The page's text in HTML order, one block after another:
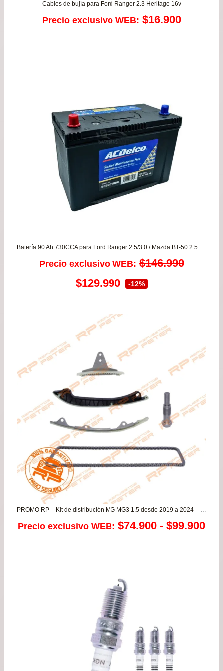
Cables de bujía para Ford Ranger 2.3 Heritage 16v
Precio exclusivo WEB: $16.900
Precio exclusivo WEB: $146.990
El
original
era:
$146.990.
$129.990El
es:
$129.990.
-12%
PROMO RP – Kit de distribución MG MG3 1.5 desde 2019 a 2024 – MG ZS 1.5
Precio exclusivo WEB: $74.900 - $99.900